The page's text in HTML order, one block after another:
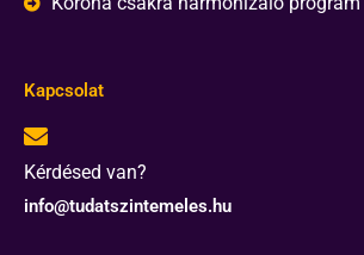
Kapcsolat
Kérdésed van?
info@tudatszintemeles.hu